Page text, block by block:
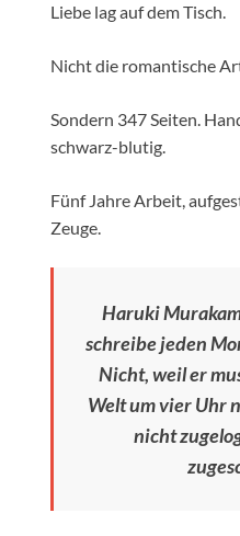
Liebe lag auf dem Tisch.
Nicht die romantische
Sondern 347 Seiten.
schwarz-blutig.
Fünf Jahre Arbeit,
Zeuge.
Haruki
schreibe jeden
Nicht, weil er
Welt um vier Uhr
nicht